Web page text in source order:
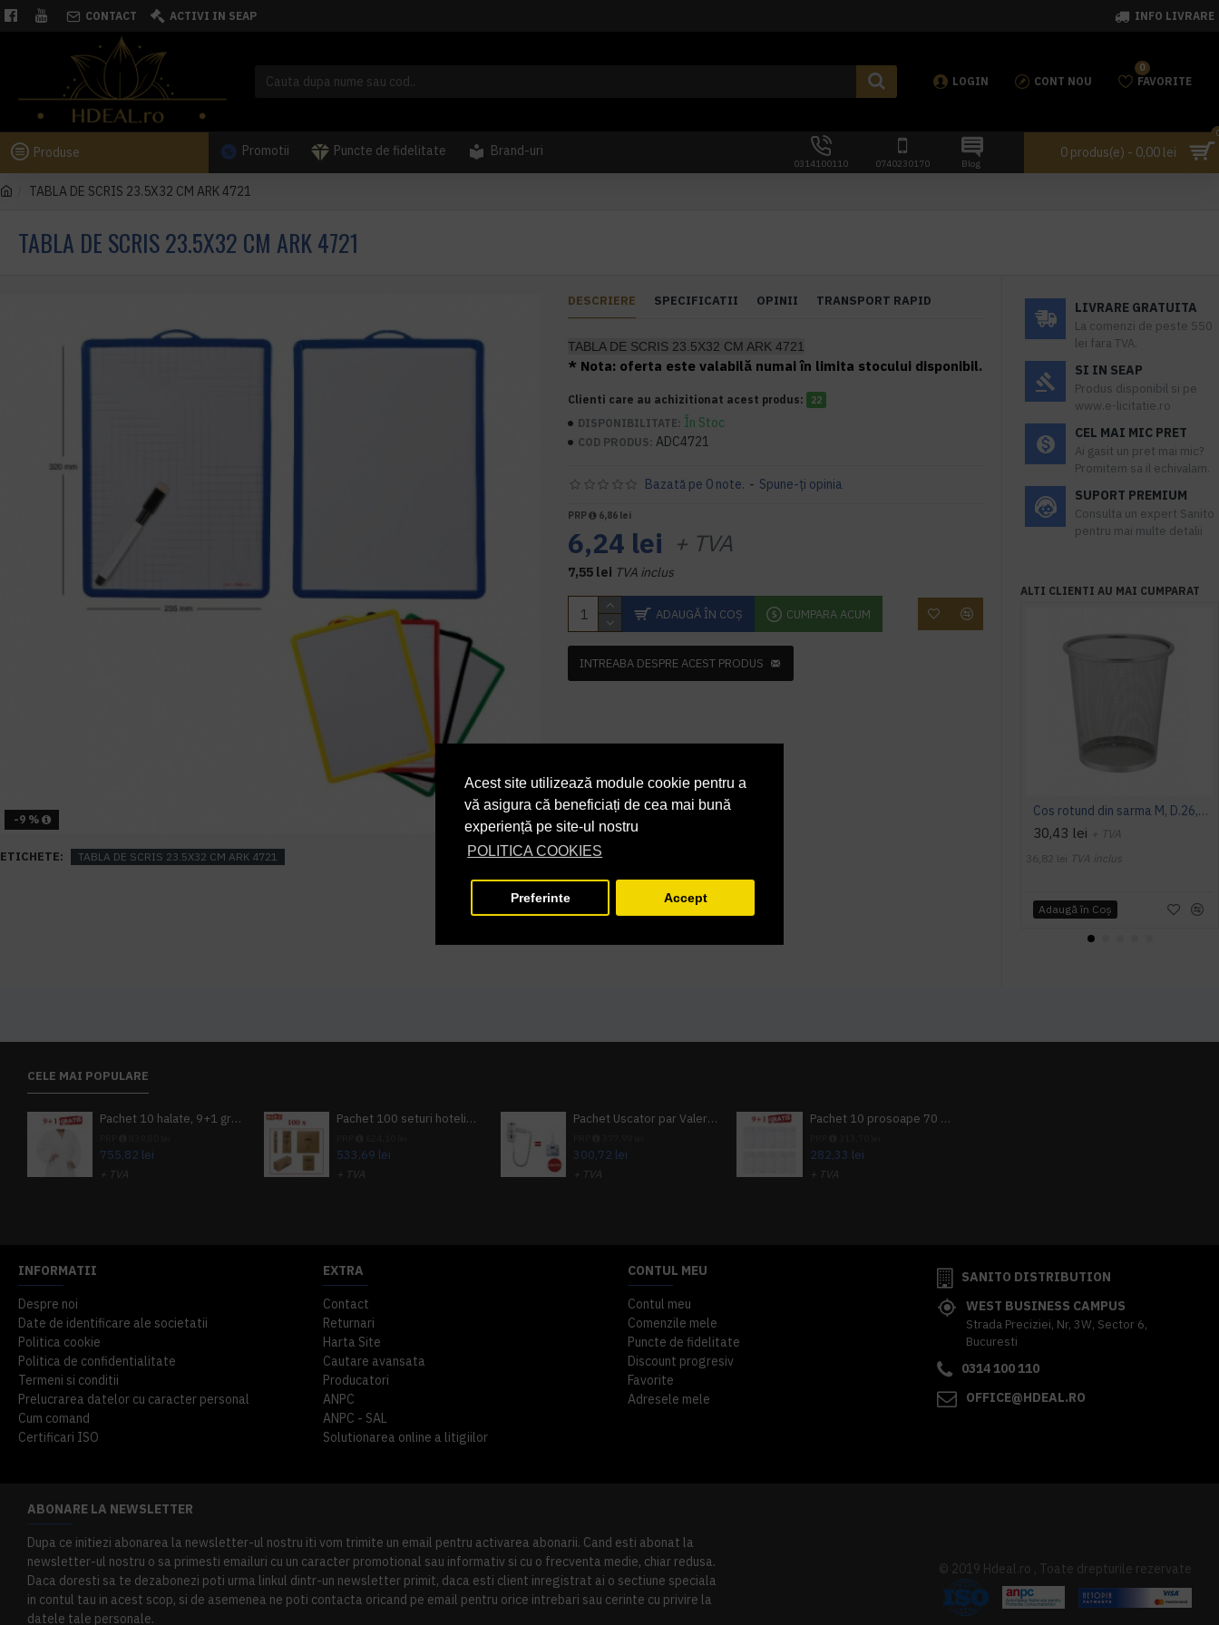
Acest site utilizează module cookie pentru a
vă asigura că beneficiați de cea mai bună
experiență pe site-ul nostru
POLITICA COOKIES
Preferinte Accept
CONTACT ACTIVI IN SEAP INFO LIVRARE
LOGIN CONT NOU FAVORITE
0
Produse Promotii Puncte de fidelitate Brand-uri
0314100110 0740230170 Blog
0 produs(e) - 0,00 lei
TABLA DE SCRIS 23.5X32 CM ARK 4721
TABLA DE SCRIS 23.5X32 CM ARK 4721
-9 %
DESCRIERE SPECIFICATII OPINII TRANSPORT RAPID
TABLA DE SCRIS 23.5X32 CM ARK 4721
* Nota: oferta este valabilă numai în limita stocului disponibil.
Clienti care au achizitionat acest produs: 22
DISPONIBILITATE: În Stoc
COD PRODUS: ADC4721
Bazată pe 0 note. - Spune-ţi opinia
PRP 6,86 lei
6,24 lei + TVA
7,55 lei TVA inclus
ADAUGĂ ÎN COŞ CUMPARA ACUM
INTREABA DESPRE ACEST PRODUS
ETICHETE: TABLA DE SCRIS 23.5X32 CM ARK 4721
LIVRARE GRATUITA
La comenzi de peste 550
lei fara TVA.
SI IN SEAP
Produs disponibil si pe
www.e-licitatie.ro
CEL MAI MIC PRET
Ai gasit un pret mai mic?
Promitem sa il echivalam.
SUPORT PREMIUM
Consulta un expert Sanito
pentru mai multe detalii
ALTI CLIENTI AU MAI CUMPARAT
Cos rotund din sarma M, D.26,5xH30cm
30,43 lei + TVA
36,82 lei TVA inclus
Adaugă în Coş
CELE MAI POPULARE
Pachet 10 halate, 9+1 gratuit
755,82 lei
+ TVA
Pachet 100 seturi hoteliere, set dentar, set barbierit, casca de dus, pila unghii, set cusut
533,69 lei
+ TVA
Pachet Uscator par Valera Action Super Plus + GRATUIT Sampon si gel de dus Tork
300,72 lei
+ TVA
Pachet 10 prosoape 70 x 140cm 9 + 1 gratuit
282,33 lei
+ TVA
INFORMATII
Despre noi
Date de identificare ale societatii
Politica cookie
Politica de confidentialitate
Termeni si conditii
Prelucrarea datelor cu caracter personal
Cum comand
Certificari ISO
EXTRA
Contact
Returnari
Harta Site
Cautare avansata
Producatori
ANPC
ANPC - SAL
Solutionarea online a litigiilor
CONTUL MEU
Contul meu
Comenzile mele
Puncte de fidelitate
Discount progresiv
Favorite
Adresele mele
SANITO DISTRIBUTION
WEST BUSINESS CAMPUS
Strada Preciziei, Nr, 3W, Sector 6,
Bucuresti
0314 100 110
OFFICE@HDEAL.RO
ABONARE LA NEWSLETTER
Dupa ce initiezi abonarea la newsletter-ul nostru iti vom trimite un email pentru activarea abonarii. Cand esti abonat la
newsletter-ul nostru o sa primesti emailuri cu un caracter promotional sau informativ si cu o frecventa medie, chiar redusa.
Daca doresti sa te dezabonezi poti urma linkul dintr-un newsletter primit, daca esti client inregistrat ai o sectiune speciala
in contul tau in acest scop, si de asemenea ne poti contacta oricand pe email pentru orice intrebari sau cerinte cu privire la
datele tale personale.
© 2019 Hdeal.ro , Toate drepturile rezervate